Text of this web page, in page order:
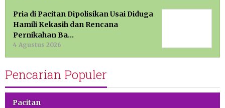
Pria di Pacitan Dipolisikan Usai Diduga
Hamili Kekasih dan Rencana
Pernikahan Ba…
4 Agustus 2026
Pencarian Populer
Pacitan